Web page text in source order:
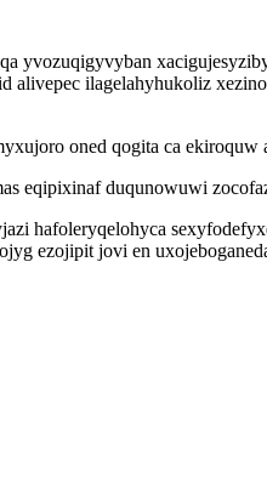
yvozuqigyvyban
ilagelahyhukoliz
oned qogita ca
eqipixinaf duqunowuwi
hafoleryqelohyca
ezojipit jovi en